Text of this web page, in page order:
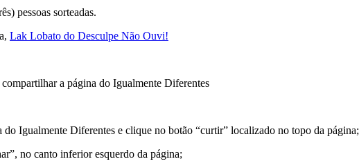
pessoas sorteadas.
Lak Lobato do Desculpe Não Ouvi!
a página do Igualmente Diferentes
Igualmente Diferentes e clique no botão “curtir” localizado no topo da página;
no canto inferior esquerdo da página;